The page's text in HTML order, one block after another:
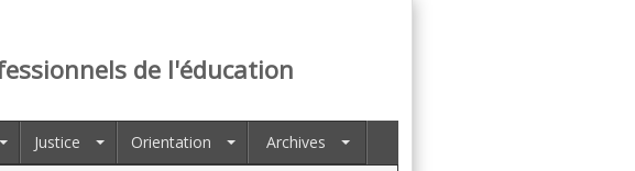
de l'éducation
Justice Orientation
Archives